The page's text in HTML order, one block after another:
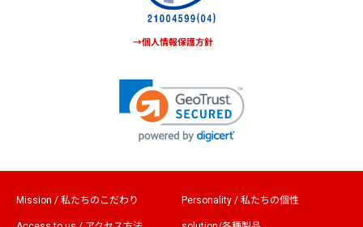
→個人情報保護方針
Mission / 私たちのこだわり Personality / 私たちの個性